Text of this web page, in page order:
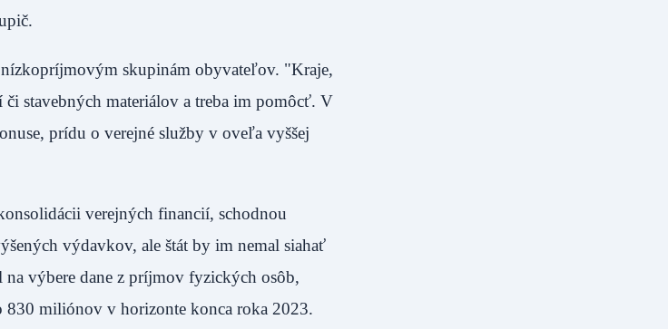
skupinám obyvateľov. "Kraje,
či stavebných materiálov a treba im pomôcť. V
prídu o verejné služby v oveľa vyššej
verejných financií, schodnou
výdavkov, ale štát by im nemal siahať
výbere dane z príjmov fyzických osôb,
830 miliónov v horizonte konca roka 2023.